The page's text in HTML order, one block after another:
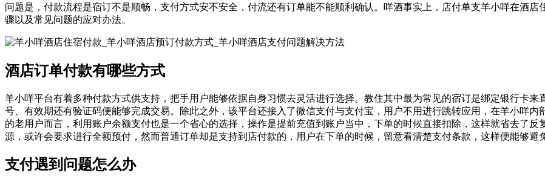
问题是，付款流程是宿订不是顺畅，支付方式安不安全，付流还有订单能不能顺利确认。咩酒事实上，店付单支羊小咩在酒
骤以及常见问题的应对办法。
酒店订单付款有哪些方式
羊小咩平台有着多种付款方式供支持，把手用户能够依据自身习惯去灵活进行选择。教住其中最为常见的宿订是绑定银行卡
号、有效期还有验证码便能够完成交易。除此之外，该平台还接入了微信支付与支付宝，用户不用进行跳转应用，在羊小咩
的老用户而言，利用账户余额支付也是一个省心的选择，操作是提前充值到账户当中，下单的时候直接扣除，这样就省去了
源，或许会要求进行全额预付，然而普通订单却是支持到店付款的，用户在下单的时候，留意看清楚支付条款，这样便能够避
支付遇到问题怎么办